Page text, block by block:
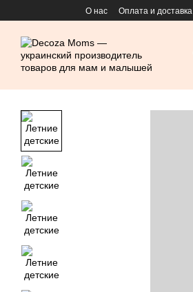
Перейти к основному контенту
О нас Оплата и доставка